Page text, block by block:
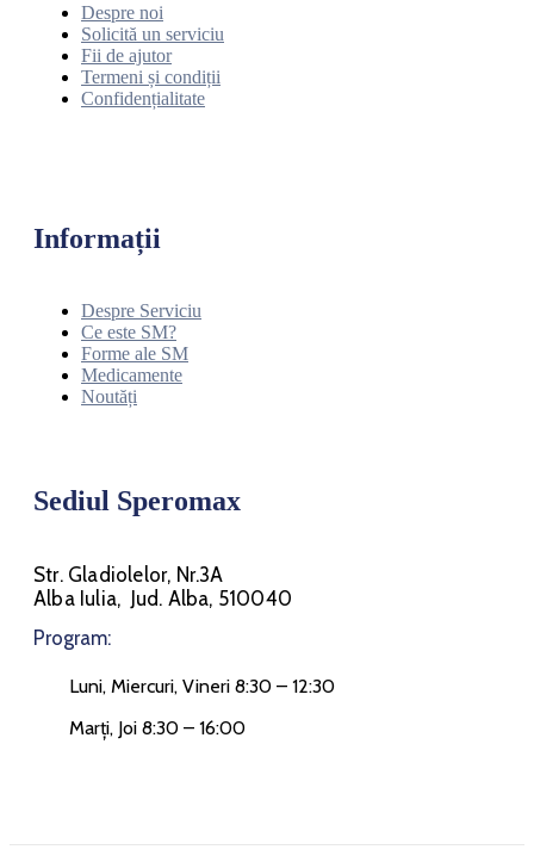
Despre noi
Solicită un serviciu
Fii de ajutor
Termeni și condiții
Confidențialitate
Informații
Despre Serviciu
Ce este SM?
Forme ale SM
Medicamente
Noutăți
Sediul Speromax
Str. Gladiolelor, Nr.3A
Alba Iulia, Jud. Alba, 510040
Program:
Luni, Miercuri, Vineri 8:30 – 12:30
Marți, Joi 8:30 – 16:00